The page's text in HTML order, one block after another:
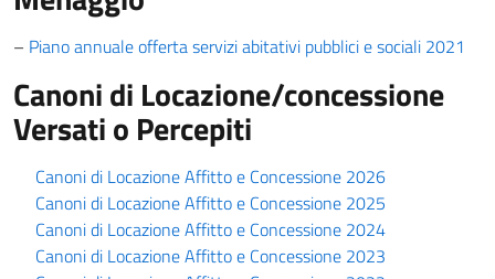
– Piano annuale offerta servizi abitativi pubblici e sociali 2021
Canoni di Locazione/concessione
Versati o Percepiti
Canoni di Locazione Affitto e Concessione 2026
Canoni di Locazione Affitto e Concessione 2025
Canoni di Locazione Affitto e Concessione 2024
Canoni di Locazione Affitto e Concessione 2023